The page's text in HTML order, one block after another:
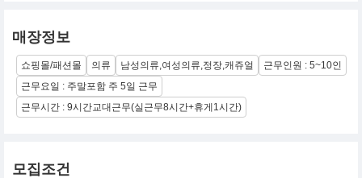
매장정보
쇼핑몰/패션몰 의류 남성의류,여성의류,정장,캐쥬얼
근무인원 : 5~10인
근무요일 : 주말포함 주 5일 근무
근무시간 : 9시간교대근무(실근무8시간+휴게1시간)
모집조건